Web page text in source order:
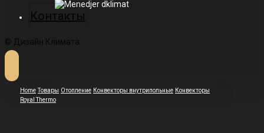
Контакты
© Дизайн Климата
Home Товары Отопление Конвекторы внутрипольные Конвекторы
Royal Thermo